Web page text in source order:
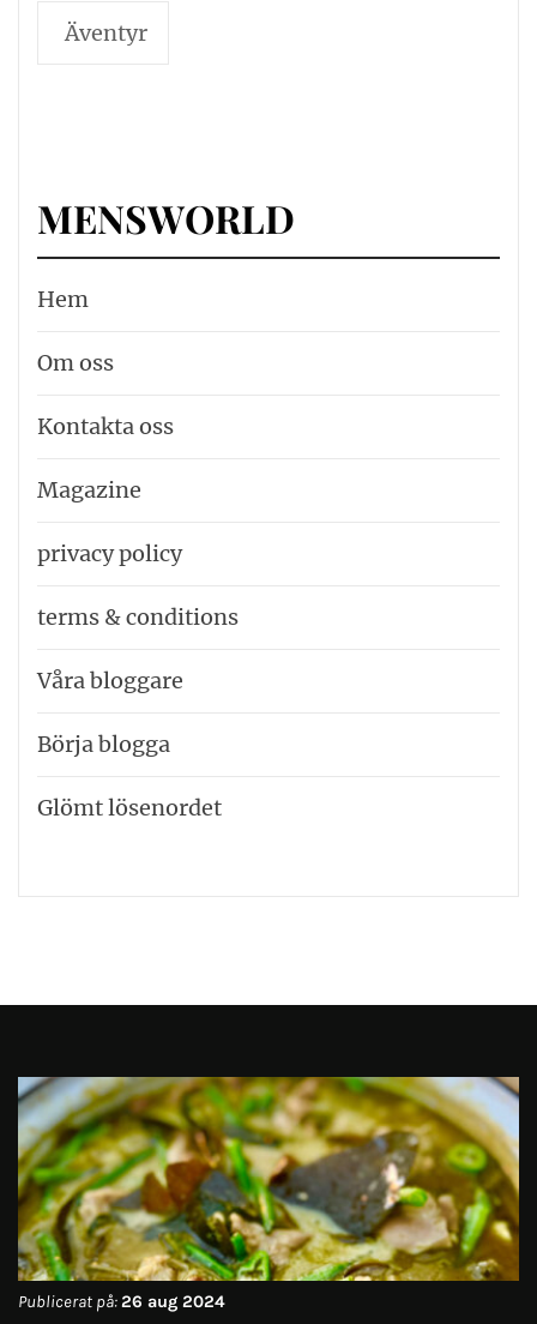
Äventyr
MENSWORLD
Hem
Om oss
Kontakta oss
Magazine
privacy policy
terms & conditions
Våra bloggare
Börja blogga
Glömt lösenordet
Publicerat på:26 aug 2024